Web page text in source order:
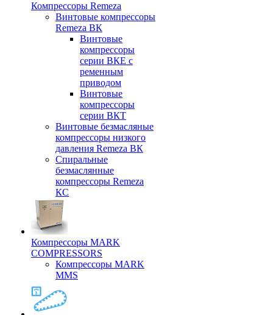
Компрессоры Remeza
Винтовые компрессоры
Remeza ВК
Винтовые
компрессоры
серии ВКЕ с
ременным
приводом
Винтовые
компрессоры
серии ВКТ
Винтовые безмасляные
компрессоры низкого
давления Remeza ВК
Спиральные
безмаслянные
компрессоры Remeza
КС
Компрессоры MARK
COMPRESSORS
Компрессоры MARK
MMS